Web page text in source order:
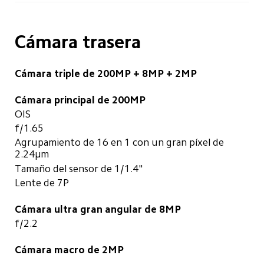
Cámara trasera
Cámara triple de 200MP + 8MP + 2MP
Cámara principal de 200MP
OIS
f/1.65
Agrupamiento de 16 en 1 con un gran píxel de
2.24μm
Tamaño del sensor de 1/1.4"
Lente de 7P
Cámara ultra gran angular de 8MP
f/2.2
Cámara macro de 2MP